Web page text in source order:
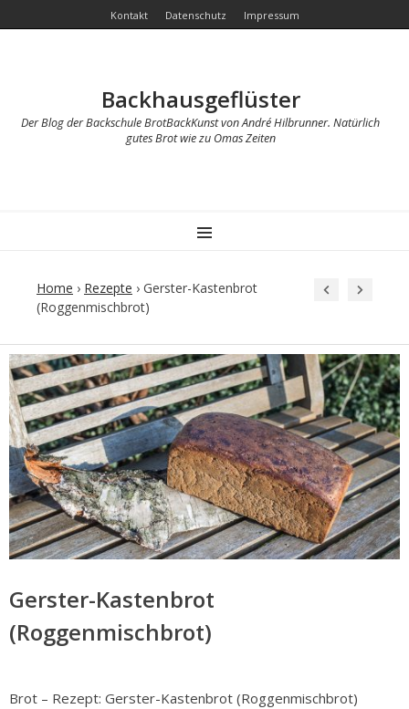
Kontakt Datenschutz Impressum
Backhausgeflüster
Der Blog der Backschule BrotBackKunst von André Hilbrunner. Natürlich
gutes Brot wie zu Omas Zeiten
MENU
Home › Rezepte › Gerster-Kastenbrot
(Roggenmischbrot)
Gerster-Kastenbrot
(Roggenmischbrot)
Brot – Rezept: Gerster-Kastenbrot (Roggenmischbrot)
Post
navigation